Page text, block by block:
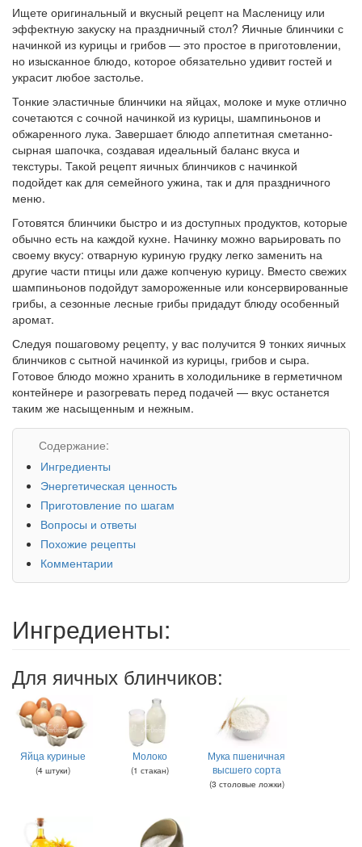
Ищете оригинальный и вкусный рецепт на Масленицу или
эффектную закуску на праздничный стол? Яичные блинчики с
начинкой из курицы и грибов — это простое в приготовлении,
но изысканное блюдо, которое обязательно удивит гостей и
украсит любое застолье.
Тонкие эластичные блинчики на яйцах, молоке и муке отлично
сочетаются с сочной начинкой из курицы, шампиньонов и
обжаренного лука. Завершает блюдо аппетитная сметанно-
сырная шапочка, создавая идеальный баланс вкуса и
текстуры. Такой рецепт яичных блинчиков с начинкой
подойдет как для семейного ужина, так и для праздничного
меню.
Готовятся блинчики быстро и из доступных продуктов, которые
обычно есть на каждой кухне. Начинку можно варьировать по
своему вкусу: отварную куриную грудку легко заменить на
другие части птицы или даже копченую курицу. Вместо свежих
шампиньонов подойдут замороженные или консервированные
грибы, а сезонные лесные грибы придадут блюду особенный
аромат.
Следуя пошаговому рецепту, у вас получится 9 тонких яичных
блинчиков с сытной начинкой из курицы, грибов и сыра.
Готовое блюдо можно хранить в холодильнике в герметичном
контейнере и разогревать перед подачей — вкус останется
таким же насыщенным и нежным.
Содержание:
Ингредиенты
Энергетическая ценность
Приготовление по шагам
Вопросы и ответы
Похожие рецепты
Комментарии
Ингредиенты:
Для яичных блинчиков:
Яйца куриные
(4 штуки)
Молоко
(1 стакан)
Мука пшеничная
высшего сорта
(3 столовые ложки)